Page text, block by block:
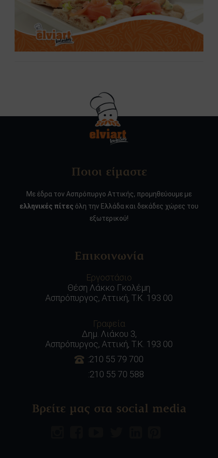
Ποιοι είμαστε
Με έδρα τον Ασπρόπυργο Αττικής, προμηθεύουμε με
ελληνικές πίτες όλη την Ελλάδα και δεκάδες χώρες του
εξωτερικού!
Επικοινωνία
Εργοστάσιο
Θέση Λάκκο Γκολέμη
Ασπρόπυργος, Αττική, Τ.Κ. 193 00
Γραφεία
Δημ. Λιάκου 3,
Ασπρόπυργος, Αττική, Τ.Κ. 193 00
:210 55 79 700
:210 55 70 588
Βρείτε μας στα social media